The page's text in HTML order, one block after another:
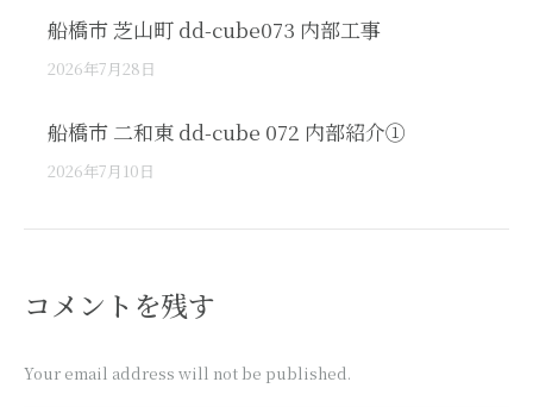
船橋市 芝山町 dd-cube073 内部工事
2026年7月28日
船橋市 二和東 dd-cube 072 内部紹介①
2026年7月10日
コメントを残す
Your email address will not be published.